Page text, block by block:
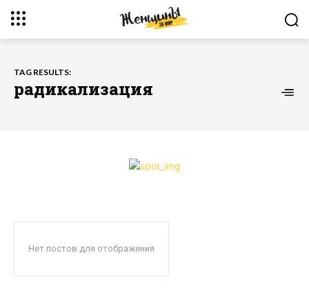
TAG RESULTS:
радикализация
Нет постов для отображения